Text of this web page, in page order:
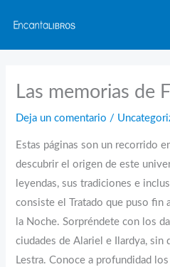
contenido
Las memorias de
Deja un comentario /
Estas páginas son un recorrido
descubrir el origen de este
leyendas, sus tradiciones e
consiste el Tratado que puso fin
la Noche. Sorpréndete con los
ciudades de Alariel e Ilardya, sin
Lestra. Conoce a profundidad